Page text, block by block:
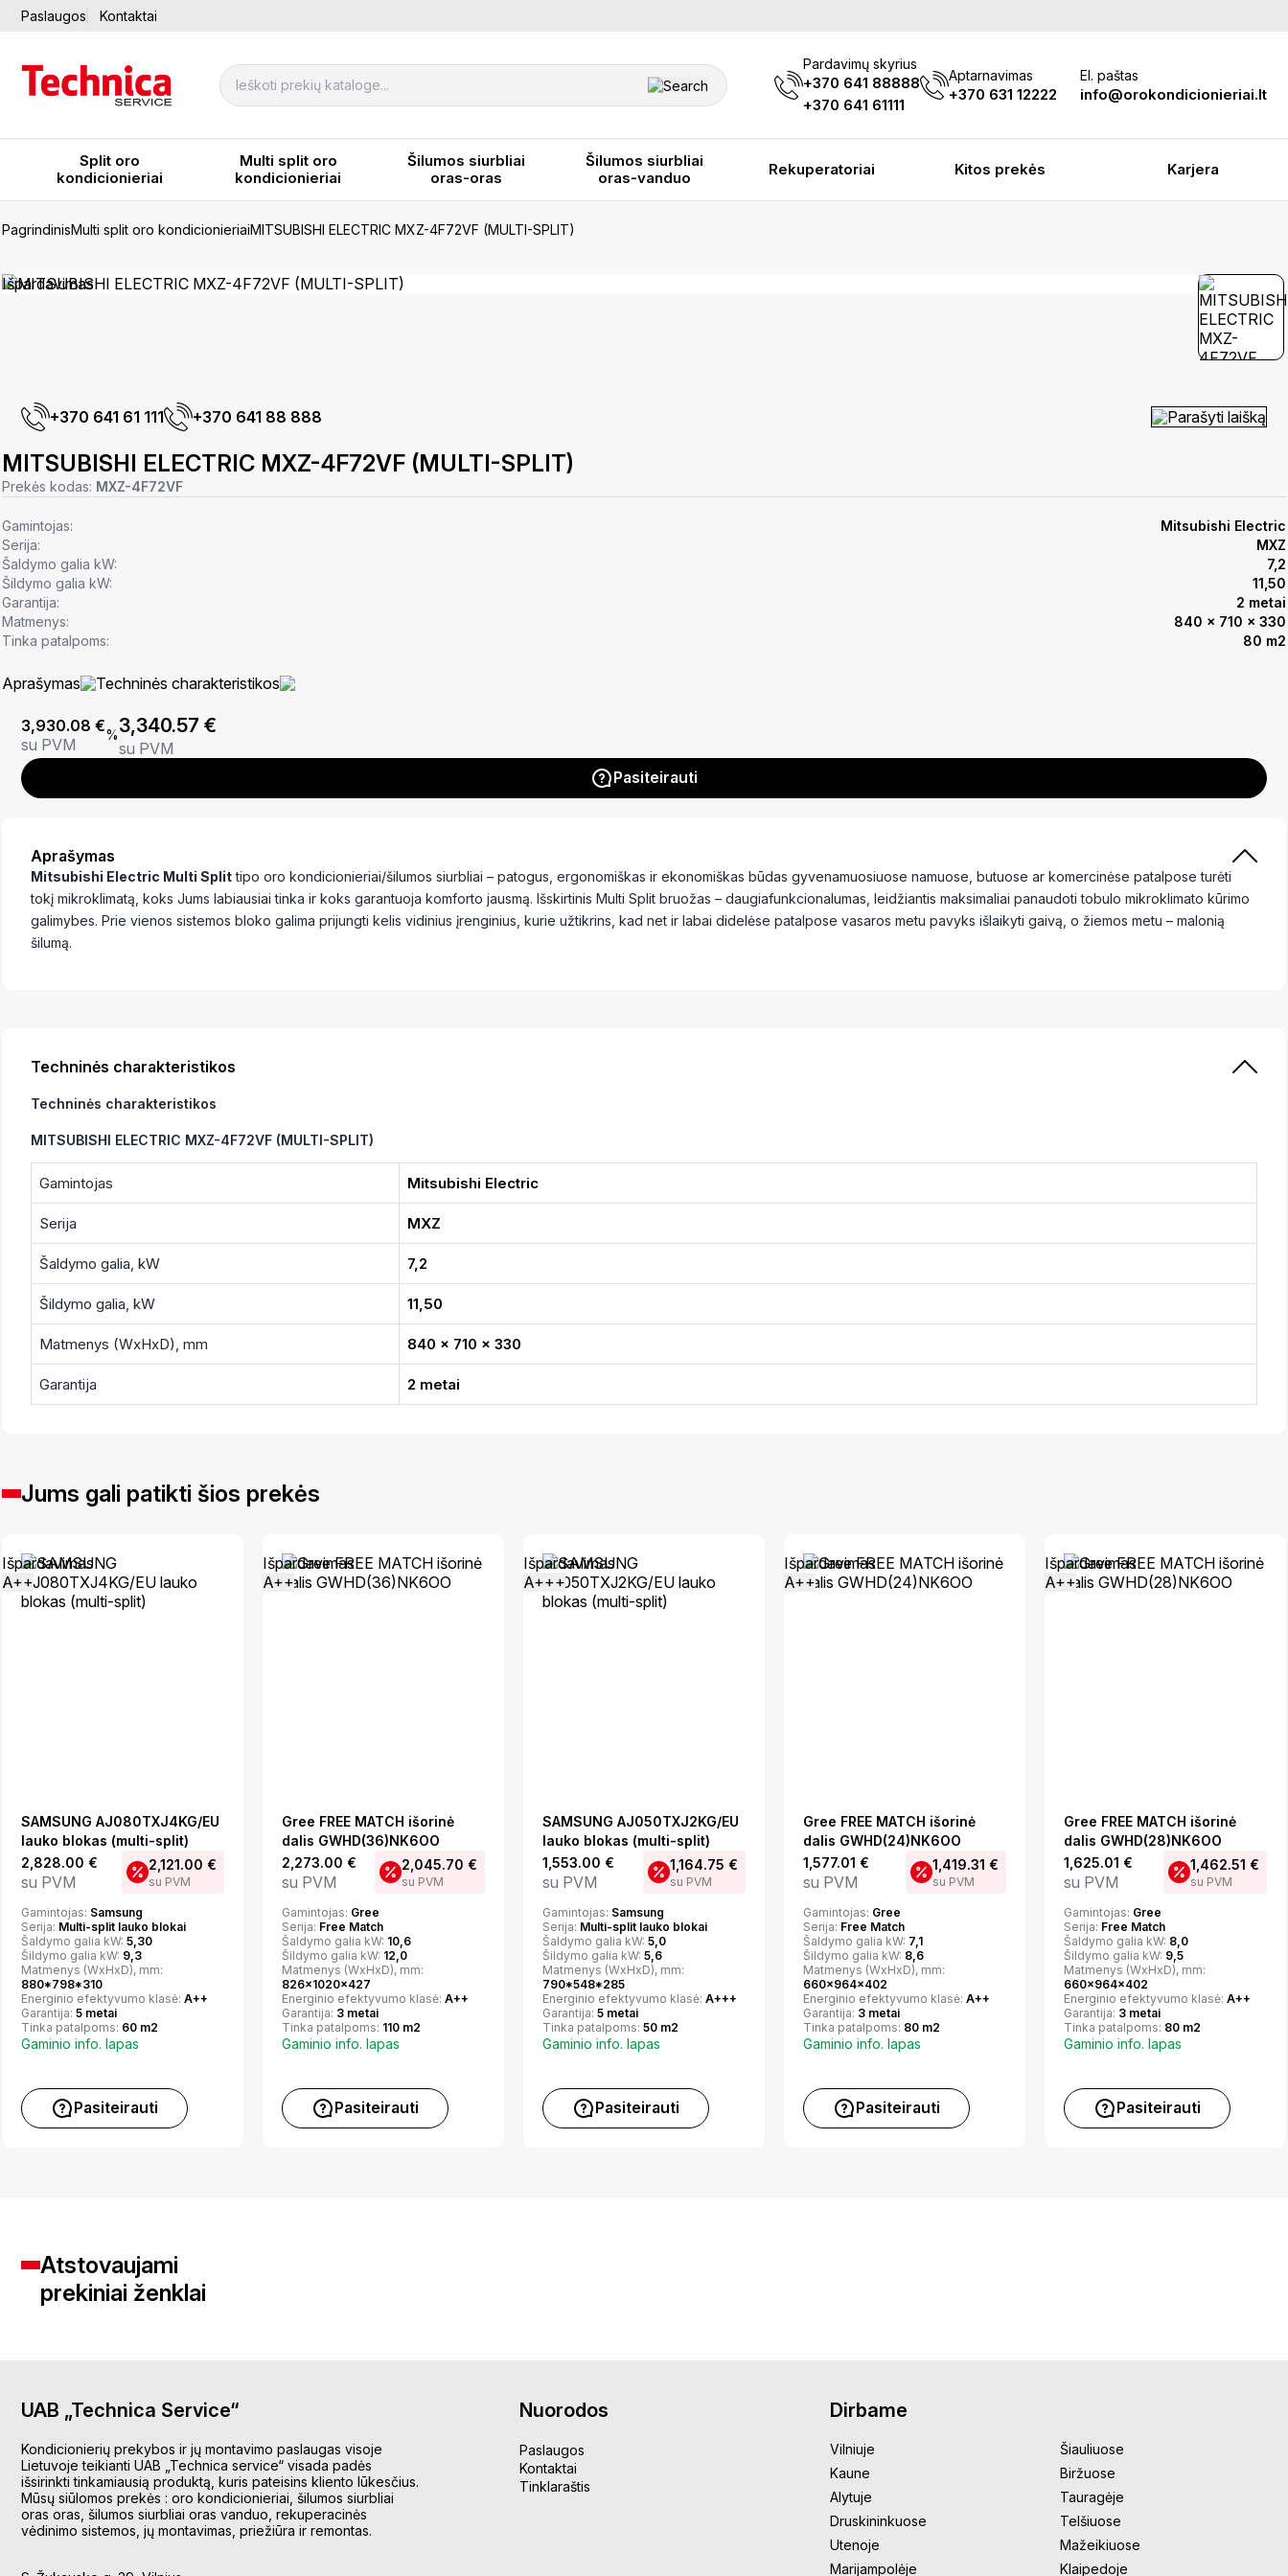
Paslaugos Kontaktai
Pardavimų skyrius
+370 641 88888
+370 641 61111
Aptarnavimas
+370 631 12222
El. paštas
info@orokondicionieriai.lt
Split oro
kondicionieriai
Multi split oro
kondicionieriai
Šilumos siurbliai
oras-oras
Šilumos siurbliai
oras-vanduo
Rekuperatoriai Kitos prekės Karjera
PagrindinisMulti split oro kondicionieriaiMITSUBISHI ELECTRIC MXZ-4F72VF (MULTI-SPLIT)
Išpardavimas
+370 641 61 111 +370 641 88 888 Parašyti laišką
MITSUBISHI ELECTRIC MXZ-4F72VF (MULTI-SPLIT)
Prekės kodas: MXZ-4F72VF
Gamintojas:
Mitsubishi Electric
Serija:
MXZ
Šaldymo galia kW:
7,2
Šildymo galia kW:
11,50
Garantija:
2 metai
Matmenys:
840 x 710 x 330
Tinka patalpoms:
80 m2
Aprašymas Techninės charakteristikos
3,930.08 €
su PVM
%3,340.57 €
su PVM
Pasiteirauti
Aprašymas
Mitsubishi Electric Multi Splittipo oro kondicionieriai/šilumos siurbliai – patogus, ergonomiškas ir ekonomiškas būdas gyvenamuosiuose namuose, butuose ar komercinėse patalpose turėti
tokį mikroklimatą, koks Jums labiausiai tinka ir koks garantuoja komforto jausmą. Išskirtinis Multi Split bruožas – daugiafunkcionalumas, leidžiantis maksimaliai panaudoti tobulo mikroklimato kūrimo
galimybes. Prie vienos sistemos bloko galima prijungti kelis vidinius įrenginius, kurie užtikrins, kad net ir labai didelėse patalpose vasaros metu pavyks išlaikyti gaivą, o žiemos metu – malonią
šilumą.
Techninės charakteristikos
Techninės charakteristikos
MITSUBISHI ELECTRIC MXZ-4F72VF (MULTI-SPLIT)
Gamintojas Mitsubishi Electric
Serija MXZ
Šaldymo galia, kW 7,2
Šildymo galia, kW 11,50
Matmenys (WxHxD), mm 840 x 710 x 330
Garantija 2 metai
Jums gali patikti šios prekės
Išpardavimas
A++
SAMSUNG AJ080TXJ4KG/EU
lauko blokas (multi-split)
2,828.00 €
su PVM
2,121.00 €
su PVM
Gamintojas: Samsung
Serija: Multi-split lauko blokai
Šaldymo galia kW: 5,30
Šildymo galia kW: 9,3
Matmenys (WxHxD), mm:
880*798*310
Energinio efektyvumo klasė: A++
Garantija: 5 metai
Tinka patalpoms: 60 m2
Gaminio info. lapas
Pasiteirauti
Išpardavimas
A++
Gree FREE MATCH išorinė
dalis GWHD(36)NK6OO
2,273.00 €
su PVM
2,045.70 €
su PVM
Gamintojas: Gree
Serija: Free Match
Šaldymo galia kW: 10,6
Šildymo galia kW: 12,0
Matmenys (WxHxD), mm:
826x1020x427
Energinio efektyvumo klasė: A++
Garantija: 3 metai
Tinka patalpoms: 110 m2
Gaminio info. lapas
Pasiteirauti
Išpardavimas
A+++
SAMSUNG AJ050TXJ2KG/EU
lauko blokas (multi-split)
1,553.00 €
su PVM
1,164.75 €
su PVM
Gamintojas: Samsung
Serija: Multi-split lauko blokai
Šaldymo galia kW: 5,0
Šildymo galia kW: 5,6
Matmenys (WxHxD), mm:
790*548*285
Energinio efektyvumo klasė: A+++
Garantija: 5 metai
Tinka patalpoms: 50 m2
Gaminio info. lapas
Pasiteirauti
Išpardavimas
A++
Gree FREE MATCH išorinė
dalis GWHD(24)NK6OO
1,577.01 €
su PVM
1,419.31 €
su PVM
Gamintojas: Gree
Serija: Free Match
Šaldymo galia kW: 7,1
Šildymo galia kW: 8,6
Matmenys (WxHxD), mm:
660x964x402
Energinio efektyvumo klasė: A++
Garantija: 3 metai
Tinka patalpoms: 80 m2
Gaminio info. lapas
Pasiteirauti
Išpardavimas
A++
Gree FREE MATCH išorinė
dalis GWHD(28)NK6OO
1,625.01 €
su PVM
1,462.51 €
su PVM
Gamintojas: Gree
Serija: Free Match
Šaldymo galia kW: 8,0
Šildymo galia kW: 9,5
Matmenys (WxHxD), mm:
660x964x402
Energinio efektyvumo klasė: A++
Garantija: 3 metai
Tinka patalpoms: 80 m2
Gaminio info. lapas
Pasiteirauti
Atstovaujami
prekiniai ženklai
UAB „Technica Service“
Kondicionierių prekybos ir jų montavimo paslaugas visoje
Lietuvoje teikianti UAB „Technica service“ visada padės
išsirinkti tinkamiausią produktą, kuris pateisins kliento lūkesčius.
Mūsų siūlomos prekės : oro kondicionieriai, šilumos siurbliai
oras oras, šilumos siurbliai oras vanduo, rekuperacinės
vėdinimo sistemos, jų montavimas, priežiūra ir remontas.
Nuorodos
Paslaugos
Kontaktai
Tinklaraštis
Dirbame
Vilniuje
Šiauliuose
Kaune
Biržuose
Alytuje
Tauragėje
Druskininkuose
Telšiuose
Utenoje
Mažeikiuose
Marijampolėje
Klaipedoje